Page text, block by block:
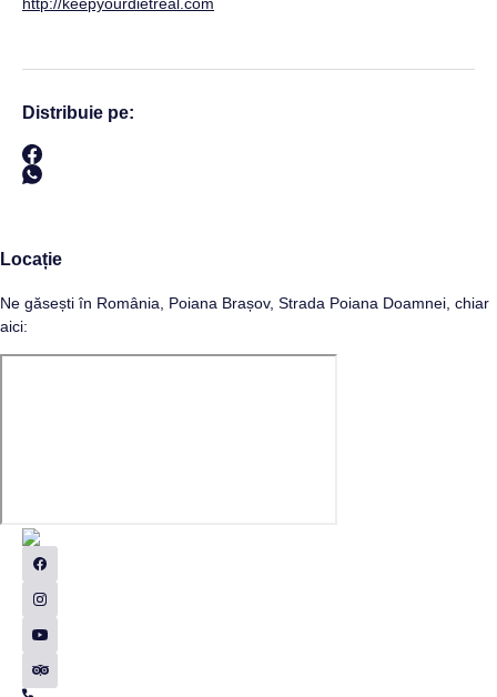
Distribuie pe:
Locație
Ne găsești în România, Poiana Brașov, Strada Poiana Doamnei, chiar
aici: